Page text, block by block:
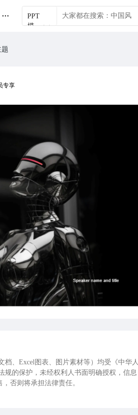
PPT
模
专享
档、Excel图表、图片素材等）均受《中华人
规的保护，未经权利人书面明确授权，信息
否则将承担法律责任。